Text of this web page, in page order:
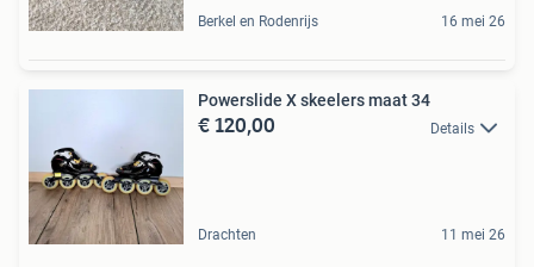
Berkel en Rodenrijs 16 mei 26
Powerslide X skeelers maat 34
€ 120,00 Details
Drachten 11 mei 26